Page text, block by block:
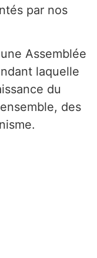
par nos
Assemblée
laquelle
du
des